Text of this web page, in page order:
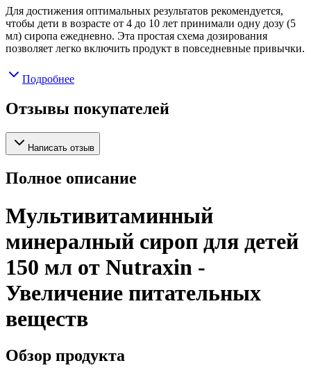
Для достижения оптимальных результатов рекомендуется,
чтобы дети в возрасте от 4 до 10 лет принимали одну дозу (5
мл) сиропа ежедневно. Эта простая схема дозирования
позволяет легко включить продукт в повседневные привычки.
Подробнее
Отзывы покупателей
Написать отзыв
Полное описание
Мультивитаминный
минералный сироп для детей
150 мл от Nutraxin -
Увеличение питательных
веществ
Обзор продукта